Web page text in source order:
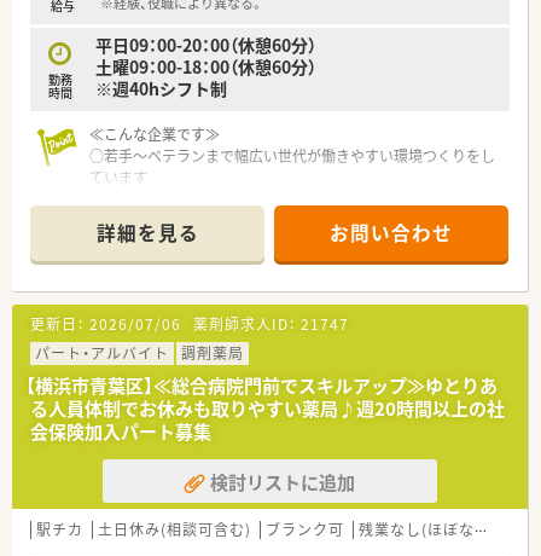
給与
勤務
時間
平日09：00-20：00（休憩60分）
土曜09：00-18：00（休憩60分）
※週40hシフト制
≪こんな企業です≫
○若手～ベテランまで幅広い世代が働きやすい環境つくりをし
ています
す
〇オーベン・ネーベン制度を介したOJT研修を通し、現場業務を
覚えていただけます。
〇外来がん治療専門薬剤師や緩和薬物療法認定薬剤師といった
専門資格取得のための取得強化チームにて専門性を高めること
も可能です！
≪店舗について≫
〇あざみ野駅のすぐ近くにあり、近隣クリニックの他、大学病院
など幅広い医療機関から処方箋を応需しています！
〇ダーク系統の木目を基調とした落ち着いた雰囲気
≪業務について≫
〇近隣クリニックの他、大学病院など幅広い科目・症例の処方箋
に対応いただきます。
詳細を見る お問い合わせ
更新日： 2026/07/06 薬剤師求人ID： 21747
パート・アルバイト
調剤薬局
【横浜市青葉区】≪総合病院門前でスキルアップ≫ゆとりあ
る人員体制でお休みも取りやすい薬局♪週20時間以上の社
会保険加入パート募集
検討リストに追加
駅チカ 土日休み(相談可含む) ブランク可 残業なし(ほぼなし含む)